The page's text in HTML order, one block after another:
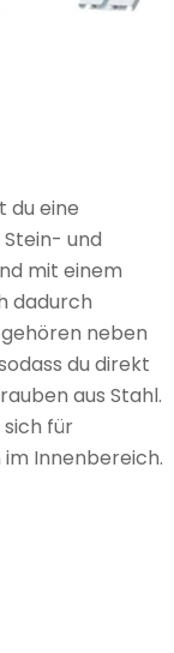
du eine
und
mit einem
dadurch
neben
du direkt
aus Stahl.
für
Innenbereich.